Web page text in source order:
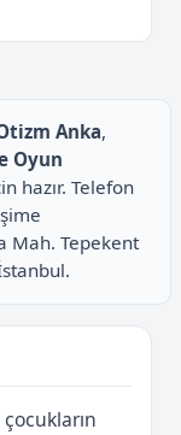
Anka,
Oyun
hazır. Telefon
Mah. Tepekent